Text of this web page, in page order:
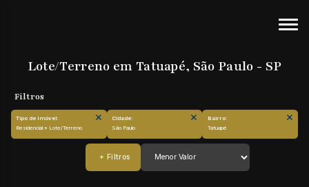
Lote/Terreno em Tatuapé, São Paulo - SP
Tipo de Imóvel:
Residencial » Lote/Terreno
Cidade:
São Paulo
Tatuapé